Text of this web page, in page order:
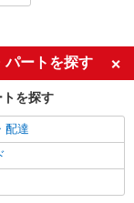
卒歓迎
迎
～）活躍中
パートを探す
を探す
配達